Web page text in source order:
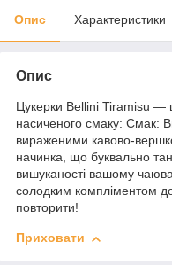
Опис Характеристики
Опис
Цукерки Bellini Tiramisu —
насиченого смаку: Смак:
вираженими кавово-
начинка, що буквально
вишуканості вашому
солодким компліментом
повторити!
Приховати